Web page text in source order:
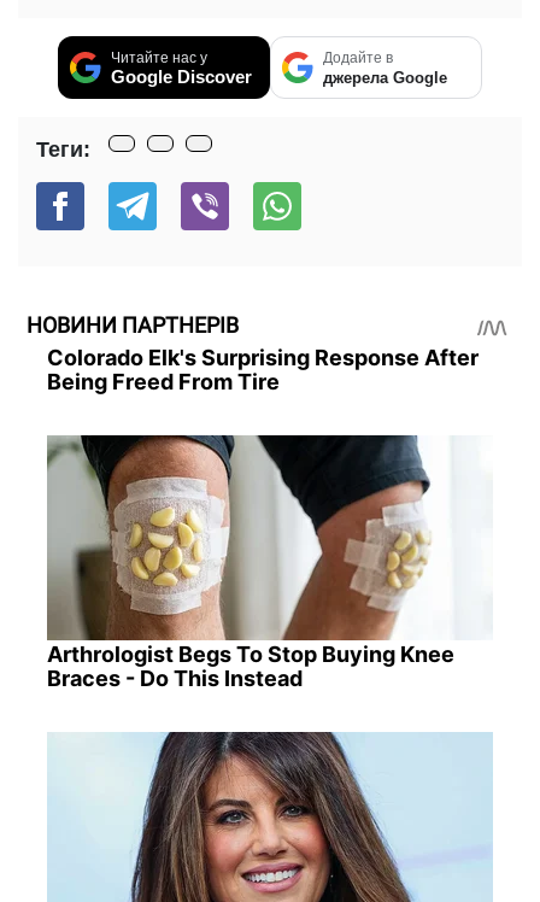
Читайте нас у
Google Discover
Додайте в
джерела Google
Теги:
НОВИНИ ПАРТНЕРІВ
Colorado Elk's Surprising Response After
Being Freed From Tire
Arthrologist Begs To Stop Buying Knee
Braces - Do This Instead